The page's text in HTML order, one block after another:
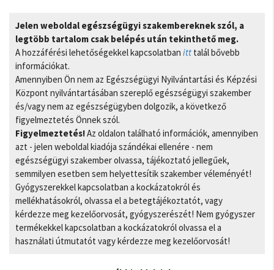
Jelen weboldal egészségügyi szakembereknek szól, a
legtöbb tartalom csak belépés után tekinthető meg.
A hozzáférési lehetőségekkel kapcsolatban itt talál bővebb
információkat.
Amennyiben Ön nem az Egészségügyi Nyilvántartási és Képzési
Központ nyilvántartásában szereplő egészségügyi szakember
és/vagy nem az egészségügyben dolgozik, a következő
figyelmeztetés Önnek szól.
Figyelmeztetés!Az oldalon található információk, amennyiben
azt - jelen weboldal kiadója szándékai ellenére - nem
egészségügyi szakember olvassa, tájékoztató jellegűek,
semmilyen esetben sem helyettesítik szakember véleményét!
Gyógyszerekkel kapcsolatban a kockázatokról és
mellékhatásokról, olvassa el a betegtájékoztatót, vagy
kérdezze meg kezelőorvosát, gyógyszerészét! Nem gyógyszer
termékekkel kapcsolatban a kockázatokról olvassa el a
használati útmutatót vagy kérdezze meg kezelőorvosát!